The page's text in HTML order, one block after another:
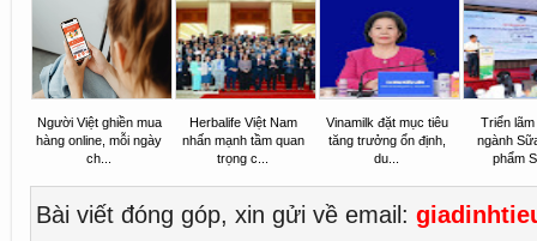
Người Việt ghiền mua
hàng online, mỗi ngày
ch...
Herbalife Việt Nam
nhấn mạnh tầm quan
trọng c...
Vinamilk đặt mục tiêu
tăng trưởng ổn định,
du...
Triển
ngành
phẩm
Bài viết đóng góp, xin gửi về email: